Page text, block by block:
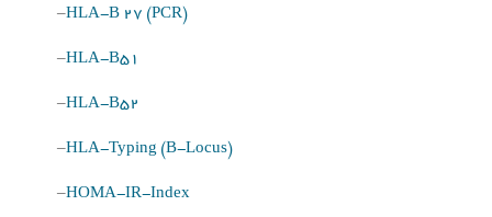
–HLA-B 27 (PCR)
–HLA-B51
–HLA-B52
–HLA-Typing (B-Locus)
–HOMA-IR-Index